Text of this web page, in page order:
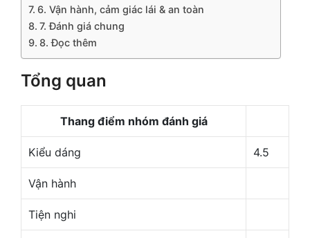
6. Vận hành, cảm giác lái & an toàn
7. Đánh giá chung
8. Đọc thêm
Tổng quan
Thang điểm nhóm đánh giá
Kiểu dáng 4.5
Vận hành
Tiện nghi